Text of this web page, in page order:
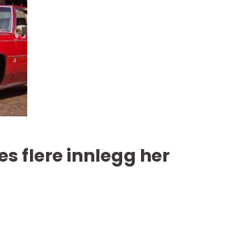
flere innlegg her